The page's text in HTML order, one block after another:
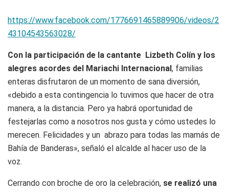
https://www.facebook.com/1776691465889906/videos/2
43104543563028/
Con la participación de la cantante Lizbeth Colín y los
alegres acordes del Mariachi Internacional , familias
enteras disfrutaron de un momento de sana diversión,
«debido a esta contingencia lo tuvimos que hacer de otra
manera, a la distancia. Pero ya habrá oportunidad de
festejarlas como a nosotros nos gusta y cómo ustedes lo
merecen. Felicidades y un abrazo para todas las mamás de
Bahía de Banderas», señaló el alcalde al hacer uso de la
voz.
Cerrando con broche de oro la celebración, se realizó una